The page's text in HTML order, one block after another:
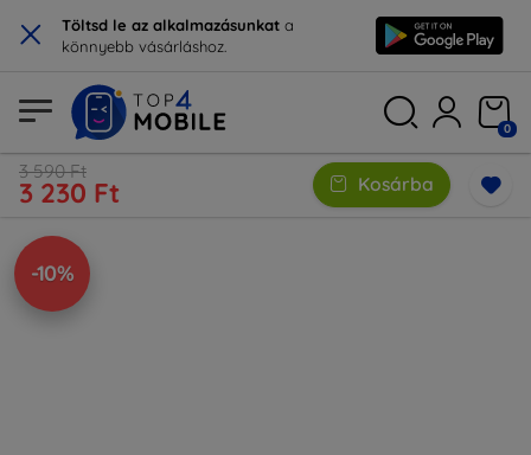
× Töltsd le az alkalmazásunkat a
könnyebb vásárláshoz.
0
3 590 Ft
3 230 Ft Kosárba
-10%